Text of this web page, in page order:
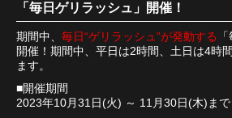
「毎日ゲリラッシュ」開催！
期間中、 毎日“ゲリラッシュ”が発動する
開催！期間中、平日は2時間、土日は4時
ます。
■開催期間
2023年10月31日(火) ～ 11月30日(木)まで